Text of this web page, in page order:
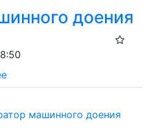
доения
машинного доения